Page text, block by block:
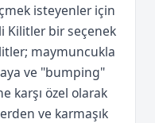
isteyenler için
Kilitler bir seçenek
maymuncukla
ve "bumping"
karşı özel olarak
ve karmaşık